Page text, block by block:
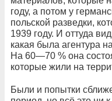
году, а потом у
польской разведки,
1939 году. И оттуда
какая была агентура
На 60—70 % она
которые жили на
Были и попытки